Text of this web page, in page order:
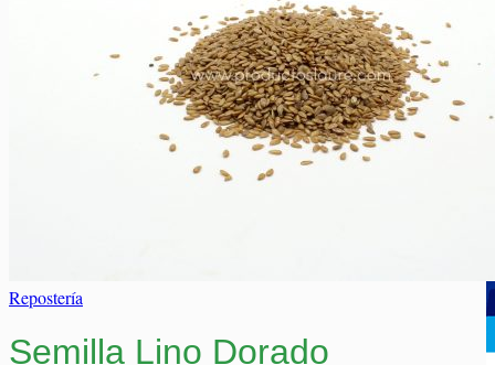
No hay productos en el carrito.
Volver a la tienda
No hay productos en el carrito.
Elaborados Cárnicos
Salsas y Siropes
Repostería
Semilla Lino Dorado